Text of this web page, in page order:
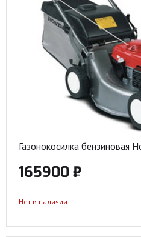
Газонокосилка бензиновая
165900 ₽
Нет в наличии